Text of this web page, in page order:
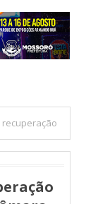
de R$ 4,3